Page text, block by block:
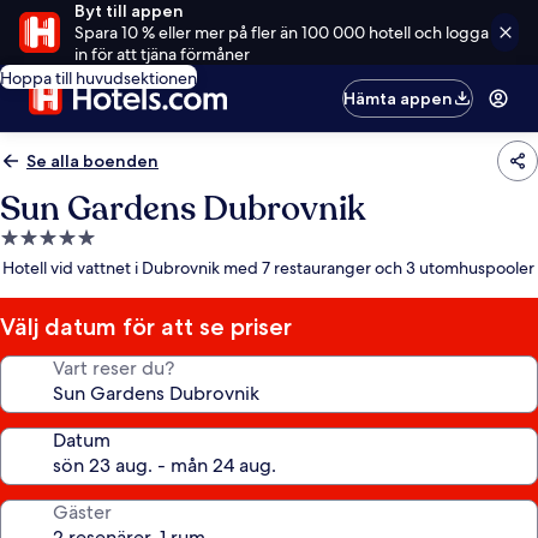
Byt till appen
Spara 10 % eller mer på fler än 100 000 hotell och logga
in för att tjäna förmåner
Hoppa till huvudsektionen
Hämta appen
Se alla boenden
Sun Gardens Dubrovnik
5.0-
stjärnigt
Hotell vid vattnet i Dubrovnik med 7 restauranger och 3 utomhuspooler
Välj datum för att se priser
Vart reser du?
Datum
Gäster